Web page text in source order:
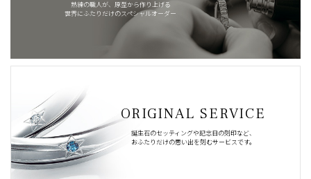
熟練の職人が、原型から作り上げる
世界にふたりだけのスペシャルオーダー
ORIGINAL SERVICE
誕生石のセッティングや記念日の刻印など、
おふたりだけの思い出を刻むサービスです。